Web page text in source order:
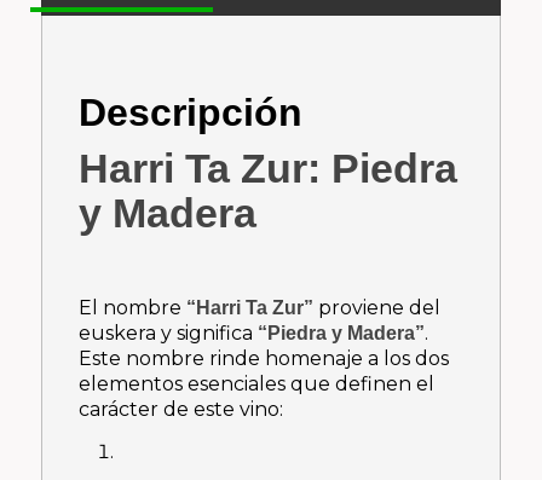
Descripción
Harri Ta Zur: Piedra
y Madera
El nombre “Harri Ta Zur” proviene del
euskera y significa “Piedra y Madera”.
Este nombre rinde homenaje a los dos
elementos esenciales que definen el
carácter de este vino: